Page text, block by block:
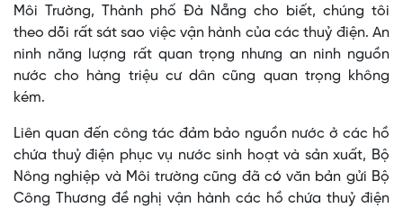
Môi Trường, Thành phố Đà Nẵng cho biết, chúng tôi
theo dõi rất sát sao việc vận hành của các thuỷ điện. An
ninh năng lượng rất quan trọng nhưng an ninh nguồn
nước cho hàng triệu cư dân cũng quan trọng không
kém.
Liên quan đến công tác đảm bảo nguồn nước ở các hồ
chứa thuỷ điện phục vụ nước sinh hoạt và sản xuất, Bộ
Nông nghiệp và Môi trường cũng đã có văn bản gửi Bộ
Công Thương đề nghị vận hành các hồ chứa thuỷ điện